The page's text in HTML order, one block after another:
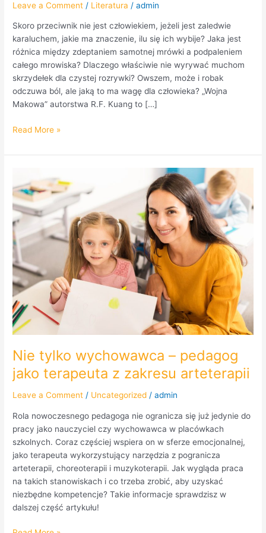
Leave a Comment / Literatura /admin
Skoro przeciwnik nie jest człowiekiem, jeżeli jest zaledwie
karaluchem, jakie ma znaczenie, ilu się ich wybije? Jaka jest
różnica między zdeptaniem samotnej mrówki a podpaleniem
całego mrowiska? Dlaczego właściwie nie wyrywać muchom
skrzydełek dla czystej rozrywki? Owszem, może i robak
odczuwa ból, ale jaką to ma wagę dla człowieka? „Wojna
Makowa” autorstwa R.F. Kuang to […]
Read More »
Nie tylko wychowawca – pedagog
jako terapeuta z zakresu arteterapii
Leave a Comment / Uncategorized /admin
Rola nowoczesnego pedagoga nie ogranicza się już jedynie do
pracy jako nauczyciel czy wychowawca w placówkach
szkolnych. Coraz częściej wspiera on w sferze emocjonalnej,
jako terapeuta wykorzystujący narzędzia z pogranicza
arteterapii, choreoterapii i muzykoterapii. Jak wygląda praca
na takich stanowiskach i co trzeba zrobić, aby uzyskać
niezbędne kompetencje? Takie informacje sprawdzisz w
dalszej część artykułu!
tylko
wychowawca
–
pedagog
jako
terapeuta
z
zakresu
arteterapii